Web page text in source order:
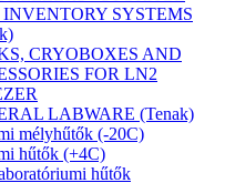
SYSTEMS
CRYOBOXES AND
FOR LN2
LABWARE (Tenak)
mélyhűtők (-20C)
hűtők (+4C)
hűtők